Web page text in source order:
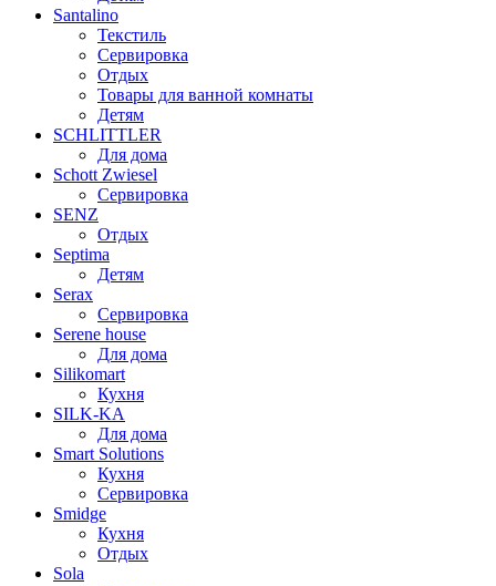
Santalino
Текстиль
Сервировка
Отдых
Товары для ванной комнаты
Детям
SCHLITTLER
Для дома
Schott Zwiesel
Сервировка
SENZ
Отдых
Septima
Детям
Serax
Сервировка
Serene house
Для дома
Silikomart
Кухня
SILK-KA
Для дома
Smart Solutions
Кухня
Сервировка
Smidge
Кухня
Отдых
Sola